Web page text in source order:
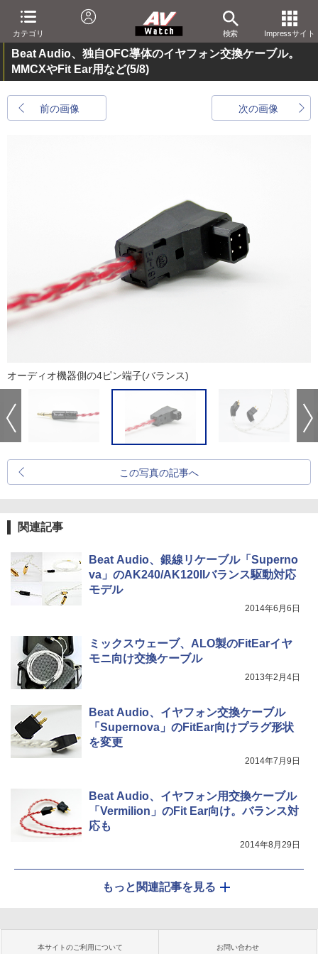
カテゴリ 検索 Impressサイト
Beat Audio、独自OFC導体のイヤフォン交換ケーブル。
MMCXやFit Ear用など(5/8)
前の画像 次の画像
オーディオ機器側の4ピン端子(バランス)
この写真の記事へ
関連記事
Beat Audio、銀線リケーブル「Superno
va」のAK240/AK120IIバランス駆動対応
モデル
2014年6月6日
ミックスウェーブ、ALO製のFitEarイヤ
モニ向け交換ケーブル
2013年2月4日
Beat Audio、イヤフォン交換ケーブル
「Supernova」のFitEar向けプラグ形状
を変更
2014年7月9日
Beat Audio、イヤフォン用交換ケーブル
「Vermilion」のFit Ear向け。バランス対
応も
2014年8月29日
もっと関連記事を見る
本サイトのご利用について お問い合わせ